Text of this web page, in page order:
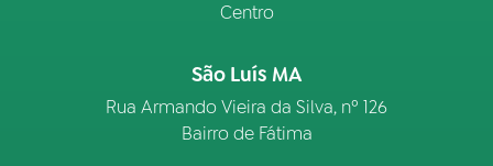
Centro
São Luís MA
Rua Armando Vieira da Silva, nº 126
Bairro de Fátima